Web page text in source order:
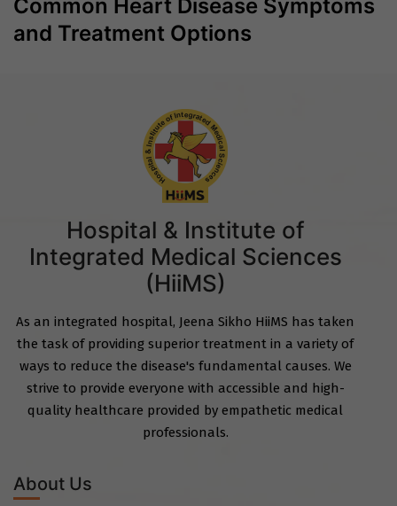
Common Heart Disease Symptoms
and Treatment Options
Hospital & Institute of
Integrated Medical Sciences
(HiiMS)
As an integrated hospital, Jeena Sikho HiiMS has taken
the task of providing superior treatment in a variety of
ways to reduce the disease's fundamental causes. We
strive to provide everyone with accessible and high-
quality healthcare provided by empathetic medical
professionals.
About Us